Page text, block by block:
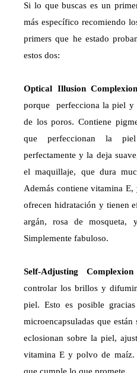
Si lo que buscas es un
más específico recomiendo
primers que he estado
estos dos:
Optical Illusion
porque perfecciona la piel y
de los poros. Contiene
que perfeccionan la
perfectamente y la deja
el maquillaje, que dura
Además contiene vitamina E,
ofrecen hidratación y tienen
argán, rosa de mosqueta,
Simplemente fabuloso.
Self-Adjusting
controlar los brillos y
piel. Esto es posible
microencapsuladas que
eclosionan sobre la piel,
vitamina E y polvo de